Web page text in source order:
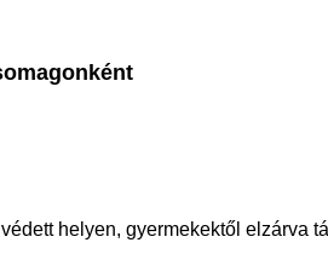
helyen, gyermekektől elzárva